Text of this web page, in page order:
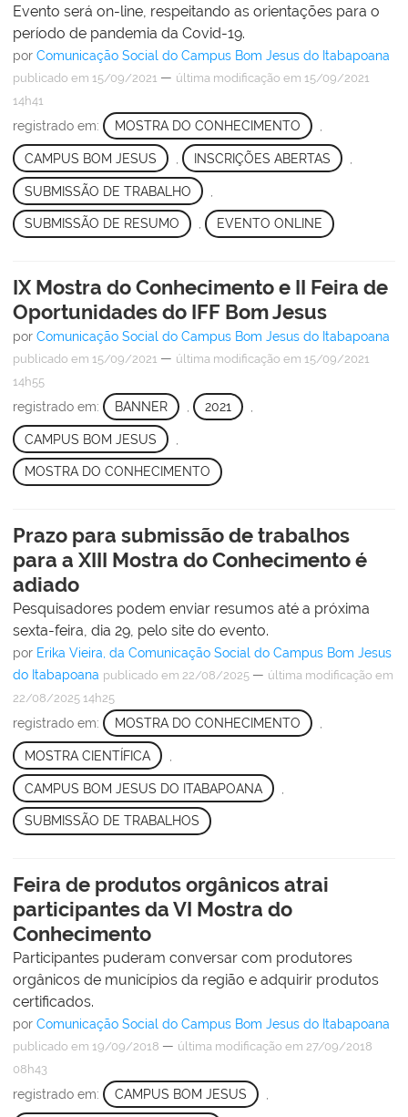
Evento será on-line, respeitando as orientações para o
período de pandemia da Covid-19.
por Comunicação Social do Campus Bom Jesus do Itabapoana
publicado em 15/09/2021 — última modificação em 15/09/2021
14h41
registrado em: MOSTRA DO CONHECIMENTO
CAMPUS BOM JESUS INSCRIÇÕES ABERTAS
SUBMISSÃO DE TRABALHO
SUBMISSÃO DE RESUMO , EVENTO ONLINE
IX Mostra do Conhecimento e II Feira de
Oportunidades do IFF Bom Jesus
por Comunicação Social do Campus Bom Jesus do Itabapoana
publicado em 15/09/2021 — última modificação em 15/09/2021
14h55
registrado em: BANNER 2021
CAMPUS BOM JESUS
MOSTRA DO CONHECIMENTO
Prazo para submissão de trabalhos
para a XIII Mostra do Conhecimento é
adiado
Pesquisadores podem enviar resumos até a próxima
sexta-feira, dia 29, pelo site do evento.
por Erika Vieira, da Comunicação Social do Campus Bom Jesus
do Itabapoana publicado em 22/08/2025 — última modificação em
22/08/2025 14h25
registrado em: MOSTRA DO CONHECIMENTO
MOSTRA CIENTÍFICA
CAMPUS BOM JESUS DO ITABAPOANA
SUBMISSÃO DE TRABALHOS
Feira de produtos orgânicos atrai
participantes da VI Mostra do
Conhecimento
Participantes puderam conversar com produtores
orgânicos de municípios da região e adquirir produtos
certificados.
por Comunicação Social do Campus Bom Jesus do Itabapoana
publicado em 19/09/2018 — última modificação em 27/09/2018
08h43
registrado em: CAMPUS BOM JESUS